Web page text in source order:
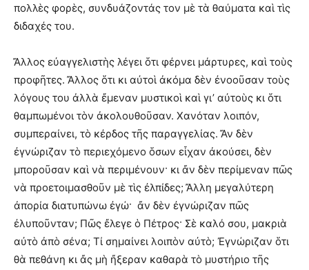
πολλὲς φορὲς, συνδυάζοντάς τον μὲ τὰ θαύματα καὶ τὶς
διδαχές του.
Ἄλλος εὐαγγελιστὴς λέγει ὅτι φέρνει μάρτυρες, καὶ τοὺς
προφῆτες. Ἄλλος ὅτι κι αὐτοὶ ἀκόμα δὲν ἐνοοῦσαν τοὺς
λόγους του ἀλλὰ ἔμεναν μυστικοὶ καὶ γι’ αὐτοὺς κι ὅτι
θαμπωμένοι τὸν ἀκολουθοῦσαν. Χανόταν λοιπόν,
συμπεραίνει, τὸ κέρδος τῆς παραγγελίας. Ἄν δὲν
ἐγνώριζαν τὸ περιεχόμενο ὅσων εἶχαν ἀκούσει, δὲν
μποροῦσαν καὶ νὰ περιμένουν· κι ἄν δὲν περίμεναν πῶς
νὰ προετοιμασθοῦν μὲ τὶς ἐλπίδες; Ἄλλη μεγαλύτερη
ἀπορία διατυπώνω ἐγώ· ἄν δὲν ἐγνώριζαν πῶς
ἐλυποῦνταν; Πῶς ἔλεγε ὁ Πέτρος· Σὲ καλό σου, μακριὰ
αὐτὸ ἀπὸ σένα; Τί σημαίνει λοιπὸν αὐτὸ; Ἐγνώριζαν ὅτι
θὰ πεθάνη κι ἄς μὴ ἤξεραν καθαρὰ τὸ μυστήριο τῆς